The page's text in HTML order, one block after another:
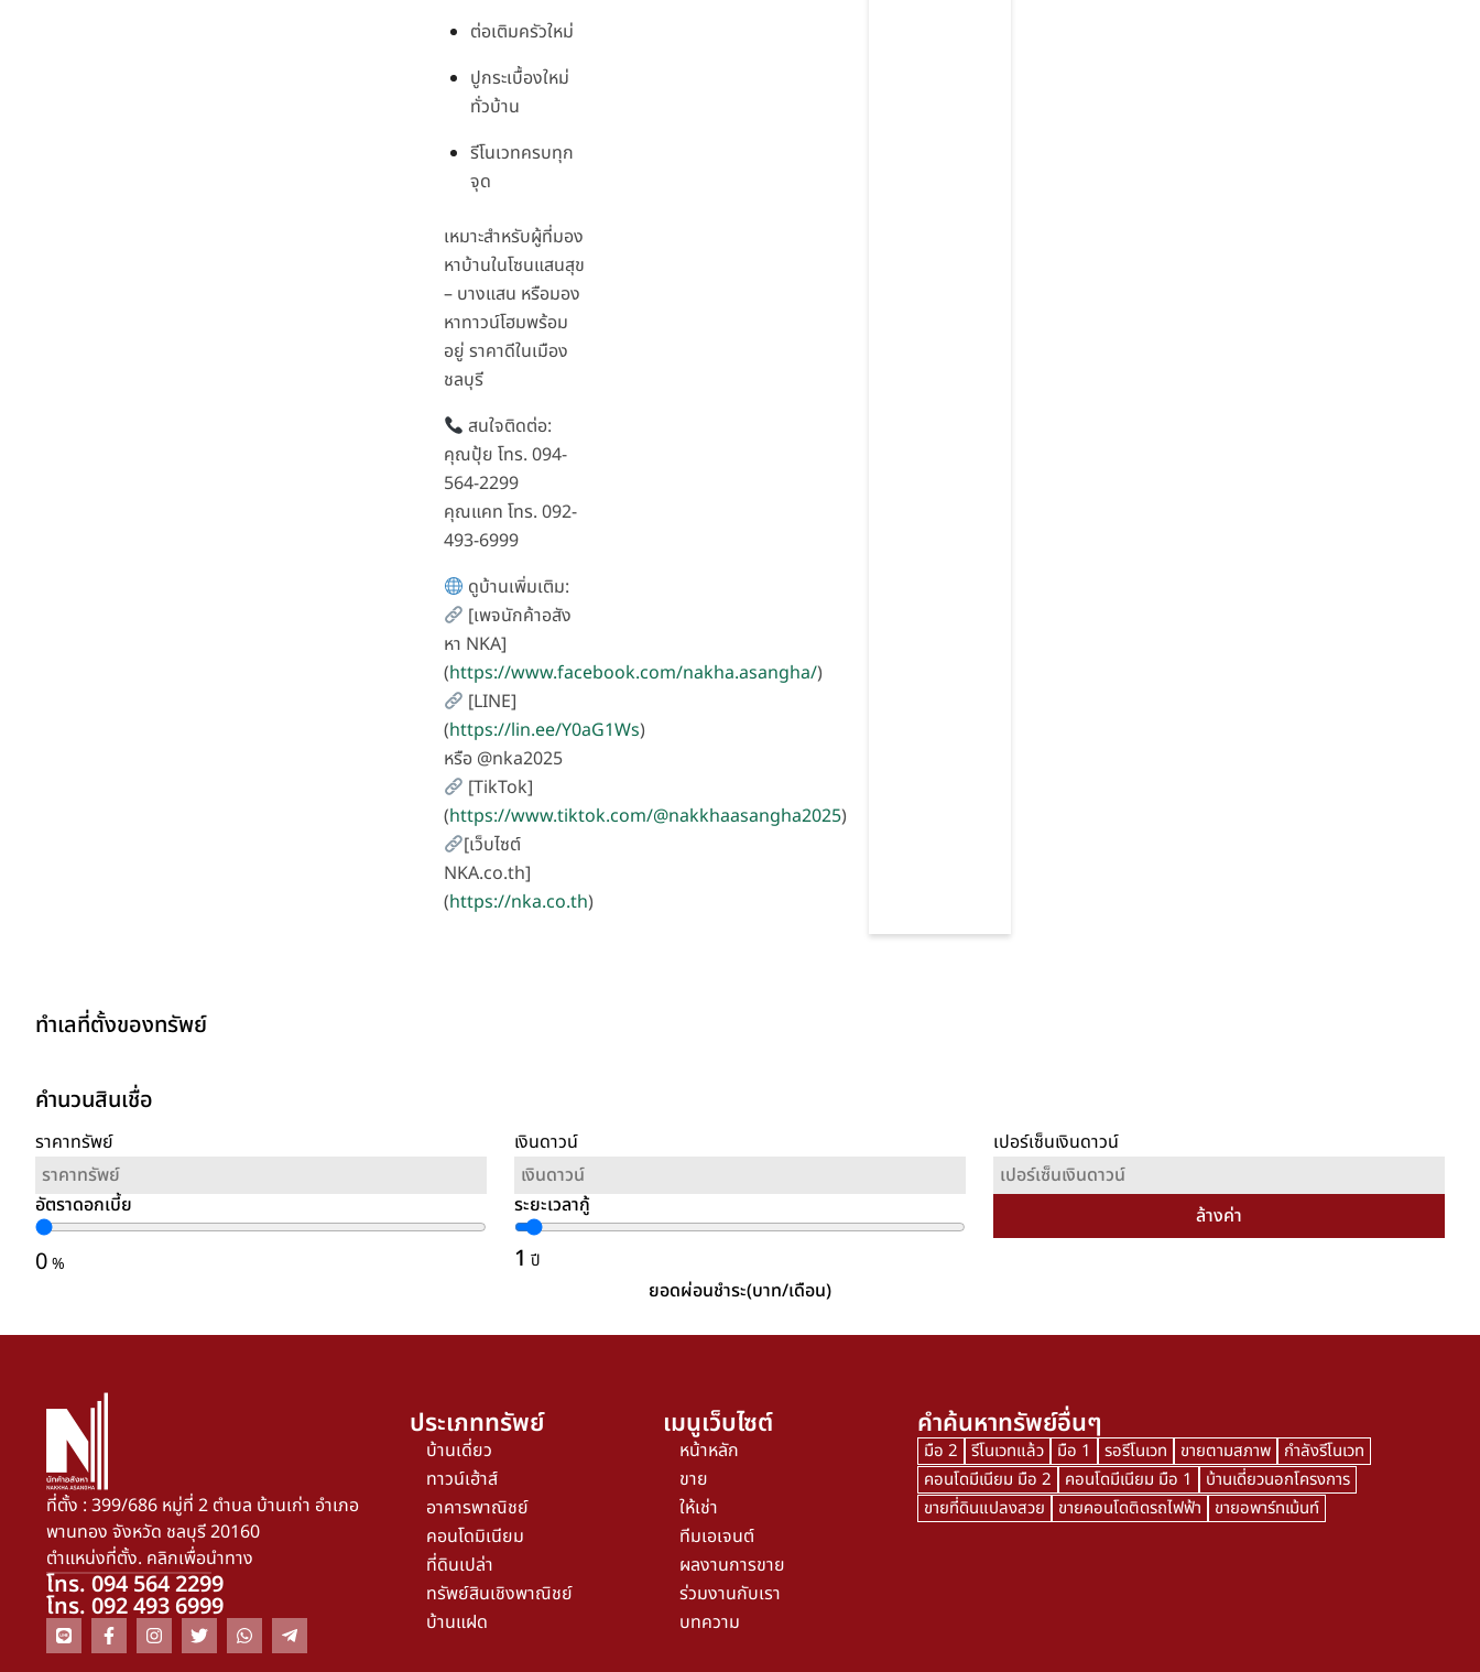
ต่อเติมครัวใหม่
ปูกระเบื้องใหม่
ทั่วบ้าน
รีโนเวทครบทุก
จุด
เหมาะสำหรับผู้ที่มอง
หาบ้านในโซนแสนสุข
– บางแสน หรือมอง
หาทาวน์โฮมพร้อม
อยู่ ราคาดีในเมือง
ชลบุรี
สนใจติดต่อ:
คุณปุ้ย โทร. 094-
564-2299
คุณแคท โทร. 092-
493-6999
ดูบ้านเพิ่มเติม:
[เพจนักค้าอสัง
หา NKA]
(https://www.facebook.com/nakha.asangha/)
[LINE]
(https://lin.ee/Y0aG1Ws)
หรือ @nka2025
[TikTok]
(https://www.tiktok.com/@nakkhaasangha2025)
[เว็บไซต์
NKA.co.th]
(https://nka.co.th)
ทำเลที่ตั้งของทรัพย์
คำนวนสินเชื่อ
ราคาทรัพย์ เงินดาวน์ เปอร์เซ็นเงินดาวน์
อัตราดอกเบี้ย
0%
ระยะเวลากู้
1 ปี
ล้างค่า
ยอดผ่อนชำระ(บาท/เดือน)
ที่ตั้ง : 399/686 หมู่ที่ 2 ตำบล บ้านเก่า อำเภอ
พานทอง จังหวัด ชลบุรี 20160
ตำแหน่งที่ตั้ง. คลิกเพื่อนำทาง
โทร. 094 564 2299
โทร. 092 493 6999
ประเภททรัพย์
บ้านเดี่ยว
ทาวน์เฮ้าส์
อาคารพาณิชย์
คอนโดมิเนียม
ที่ดินเปล่า
ทรัพย์สินเชิงพาณิชย์
บ้านแฝด
เมนูเว็บไซต์
หน้าหลัก
ขาย
ให้เช่า
ทีมเอเจนต์
ผลงานการขาย
ร่วมงานกับเรา
บทความ
คำค้นหาทรัพย์อื่นๆ
มือ 2 รีโนเวทแล้ว มือ 1 รอรีโนเวท ขายตามสภาพ กำลังรีโนเวท
คอนโดมีเนียม มือ 2
คอนโดมีเนียม มือ 1
บ้านเดี่ยวนอกโครงการ
ขายที่ดินแปลงสวย
ขายคอนโดติดรถไฟฟ้า ขายอพาร์ทเม้นท์